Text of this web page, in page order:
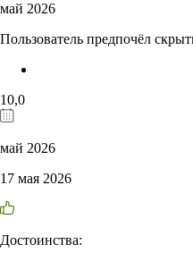
май 2026
Пользователь предпочёл
10,0
май 2026
17 мая 2026
Достоинства: